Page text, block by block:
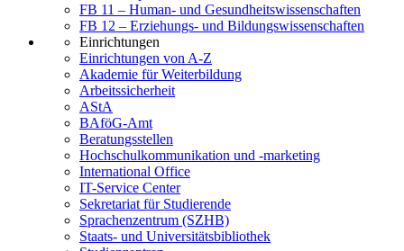
FB 11 – Human- und Gesundheitswissenschaften
FB 12 – Erziehungs- und Bildungswissenschaften
Einrichtungen
Einrichtungen von A-Z
Akademie für Weiterbildung
Arbeitssicherheit
AStA
BAföG-Amt
Beratungsstellen
Hochschulkommunikation und -marketing
International Office
IT-Service Center
Sekretariat für Studierende
Sprachenzentrum (SZHB)
Staats- und Universitätsbibliothek